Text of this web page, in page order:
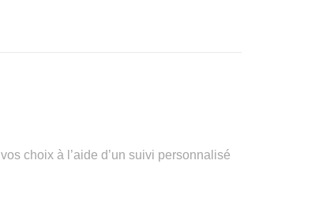
choix à l’aide d’un suivi personnalisé